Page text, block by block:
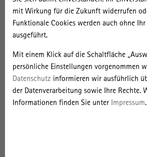
mit Wirkung für die Zukunft widerrufen
Funktionale Cookies werden auch ohne
ausgeführt.
Mit einem Klick auf die Schaltfläche
persönliche Einstellungen vorgenommen
Datenschutz informieren wir ausführlich
der Datenverarbeitung sowie Ihre Rechte.
Informationen finden Sie unter Impressum.
kontrastierenden Analyse der Fallstudien
Für die Diskussion der Befunde und die
Handlungsempfehlungen arbeitet das Projekt
Praxispartner*innen in Nordfriesland und
zusammen. Im Verlauf der empirischen
Partnernetzwerk erweitert und ausgebaut.
regionalen Werkstattgesprächen und einem
entwickeln wir ko-kreativ Ideen für neue